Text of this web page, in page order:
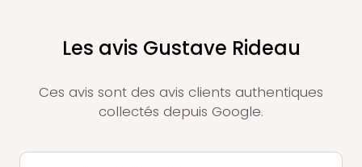
Les avis Gustave Rideau
Ces avis sont des avis clients authentiques
collectés depuis Google.